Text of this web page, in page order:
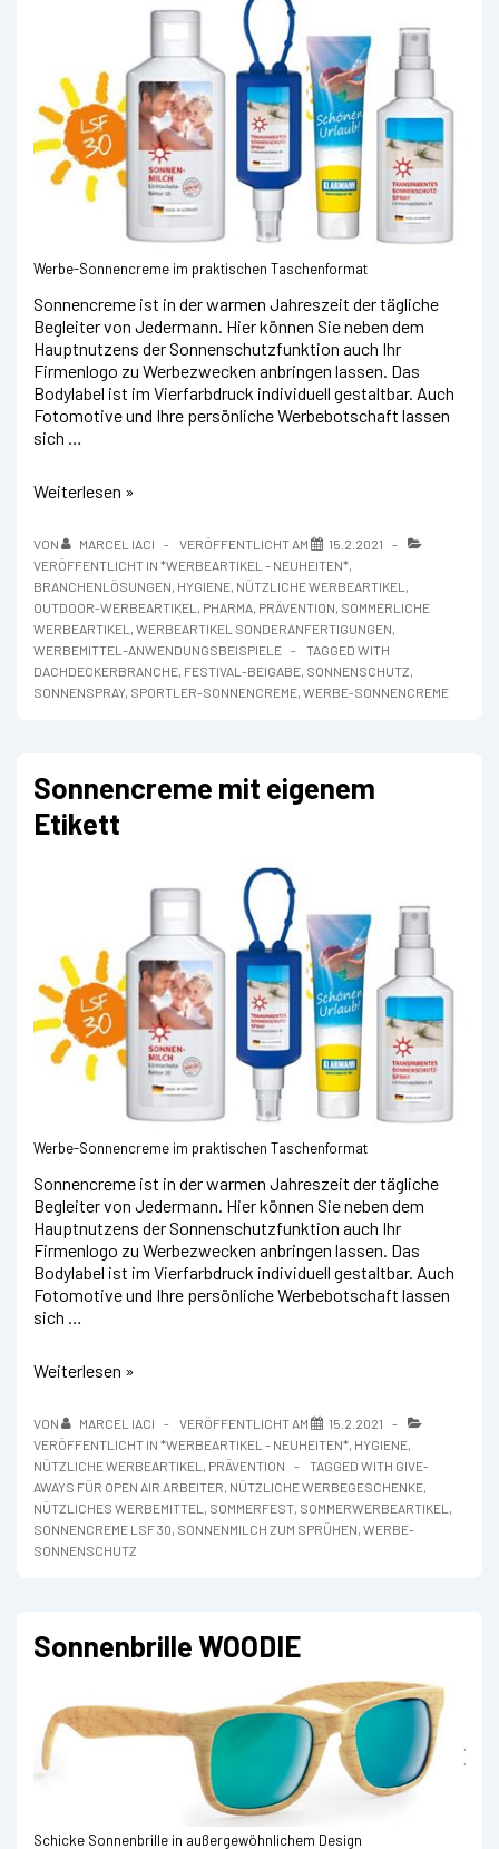
Werbe-Sonnencreme im praktischen Taschenformat
Sonnencreme ist in der warmen Jahreszeit der tägliche
Begleiter von Jedermann. Hier können Sie neben dem
Hauptnutzens der Sonnenschutzfunktion auch Ihr
Firmenlogo zu Werbezwecken anbringen lassen. Das
Bodylabel ist im Vierfarbdruck individuell gestaltbar. Auch
Fotomotive und Ihre persönliche Werbebotschaft lassen
sich …
Sonnenschutzspray
Werbe-
Label
Weiterlesen »
VON MARCEL IACI VERÖFFENTLICHT AM
15.2.2021
VERÖFFENTLICHT IN *WERBEARTIKEL - NEUHEITEN*,
BRANCHENLÖSUNGEN, HYGIENE, NÜTZLICHE WERBEARTIKEL ,
OUTDOOR-WERBEARTIKEL , PHARMA, PRÄVENTION, SOMMERLICHE
WERBEARTIKEL , WERBEARTIKEL SONDERANFERTIGUNGEN,
WERBEMITTEL-ANWENDUNGSBEISPIELE
TAGGED WITH
DACHDECKERBRANCHE, FESTIVAL-BEIGABE, SONNENSCHUTZ,
SONNENSPRAY, SPORTLER-SONNENCREME, WERBE-SONNENCREME
Sonnencreme mit eigenem
Etikett
Werbe-Sonnencreme im praktischen Taschenformat
Sonnencreme ist in der warmen Jahreszeit der tägliche
Begleiter von Jedermann. Hier können Sie neben dem
Hauptnutzens der Sonnenschutzfunktion auch Ihr
Firmenlogo zu Werbezwecken anbringen lassen. Das
Bodylabel ist im Vierfarbdruck individuell gestaltbar. Auch
Fotomotive und Ihre persönliche Werbebotschaft lassen
sich …
Sonnencreme
eigenem
Etikett
Weiterlesen »
VON MARCEL IACI VERÖFFENTLICHT AM
15.2.2021
VERÖFFENTLICHT IN *WERBEARTIKEL - NEUHEITEN* HYGIENE
NÜTZLICHE WERBEARTIKEL
PRÄVENTION TAGGED WITH GIVE-
AWAYS FÜR OPEN AIR ARBEITER NÜTZLICHE WERBEGESCHENKE
NÜTZLICHES WERBEMITTEL
SOMMERFEST SOMMERWERBEARTIKEL
SONNENCREME LSF 30 SONNENMILCH ZUM SPRÜHEN WERBE-
SONNENSCHUTZ
Sonnenbrille WOODIE
Schicke Sonnenbrille in außergewöhnlichem Design